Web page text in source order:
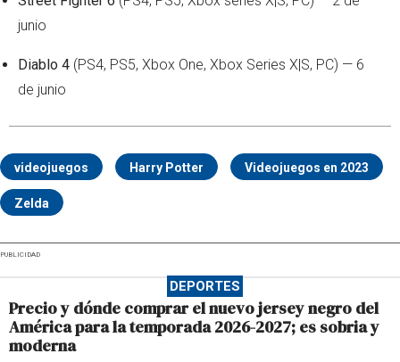
junio
Diablo 4 (PS4, PS5, Xbox One, Xbox Series X|S, PC) — 6
de junio
videojuegos Harry Potter Videojuegos en 2023
Zelda
PUBLICIDAD
DEPORTES
Precio y dónde comprar el nuevo jersey negro del
América para la temporada 2026-2027; es sobria y
moderna